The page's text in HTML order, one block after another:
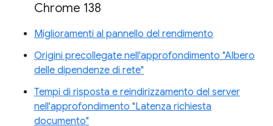
Chrome 138
Miglioramenti al pannello del rendimento
Origini precollegate nell'approfondimento "Albero
delle dipendenze di rete"
Tempi di risposta e reindirizzamento del server
nell'approfondimento "Latenza richiesta
documento"